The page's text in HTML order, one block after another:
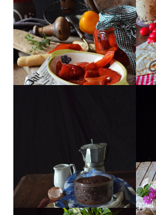
PEPERONI ALLA
PIEMONTESE
MUG CAKE AL
CIOCCOLATO